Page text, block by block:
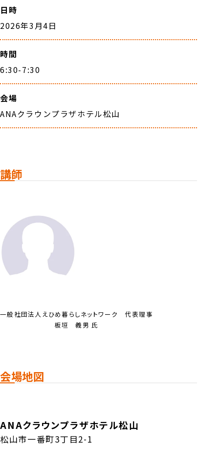
日時
2026年3月4日
時間
6:30-7:30
会場
ANAクラウンプラザホテル松山
講師
一般社団法人えひめ暮らしネットワーク 代表理事
板垣 義男 氏
会場地図
ANAクラウンプラザホテル松山
松山市一番町3丁目2-1